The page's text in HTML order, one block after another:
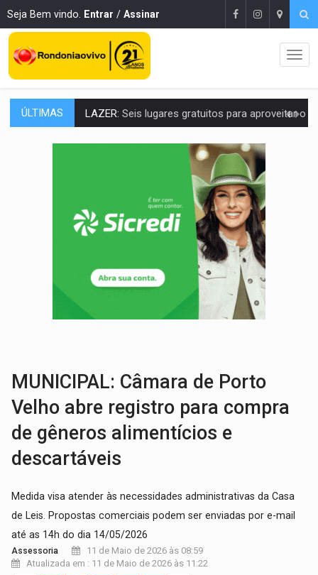
Seja Bem vindo. Entrar / Assinar
ÚLTIMAS LAZER: Seis lugares gratuitos para aproveitar o fim de semana
VÍDEO:FTICCO e Força Tática prendem membro do CV com arma e drogas
Prefeitura fortalece parceria com a APAE para ampliar ações
Exército testa inovações no combate a drones durante
TEMAS SOCIOAMBIENTAIS:Em Itapuã do Oeste, CINEMAZÔNIA leva cinema
Interior de Rondônia terá sábado (8) de calor
INFRAESTRUTURA: Após quase 30 anos de espera, asfalto chega ao
A ILHA: Coreografia de Rondônia estreia na programação do Festival de
MUNICIPAL: Câmara de Porto
Velho abre registro para compra
de gêneros alimentícios e
descartáveis
Medida visa atender às necessidades administrativas da Casa
de Leis. Propostas comerciais podem ser enviadas por e-mail
até as 14h do dia 14/05/2026
Assessoria
11 de Maio de 2026 às 08:59
Atualizada em : 11 de Maio de 2026 às 11:22